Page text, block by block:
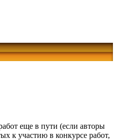
еще в пути (если авторы
к участию в конкурсе работ,